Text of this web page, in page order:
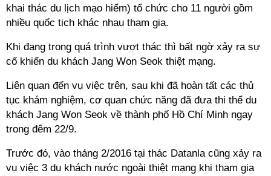
khai thác du lịch mạo hiểm) tổ chức cho 11 người gồm
nhiều quốc tịch khác nhau tham gia.
Khi đang trong quá trình vượt thác thì bất ngờ xảy ra sự
cố khiến du khách Jang Won Seok thiệt mạng.
Liên quan đến vụ việc trên, sau khi đã hoàn tất các thủ
tục khám nghiệm, cơ quan chức năng đã đưa thi thể du
khách Jang Won Seok về thành phố Hồ Chí Minh ngay
trong đêm 22/9.
Trước đó, vào tháng 2/2016 tại thác Datanla cũng xảy ra
vụ việc 3 du khách nước ngoài thiệt mạng khi tham gia